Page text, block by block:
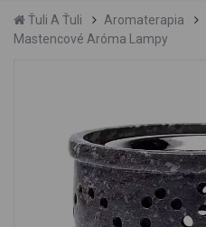
Ťuli A Ťuli Aromaterapia
Mastencové Aróma Lampy